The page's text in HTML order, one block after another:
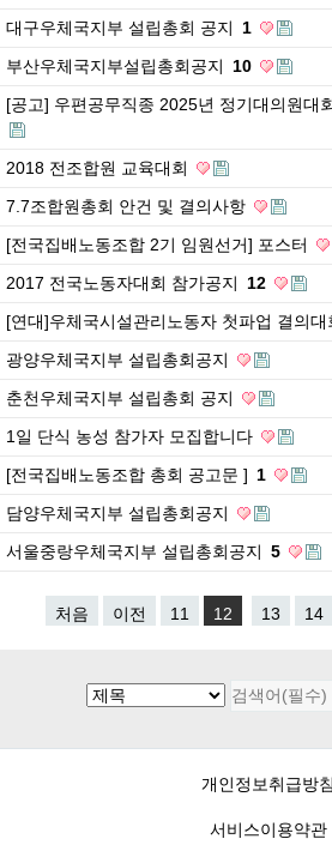
대구우체국지부 설립총회 공지
1
부산우체국지부설립총회공지
10
[공고] 우편공무직종 2025년 정기대의원대
2018 전조합원 교육대회
7.7조합원총회 안건 및 결의사항
[전국집배노동조합 2기 임원선거] 포스터
2017 전국노동자대회 참가공지
12
[연대]우체국시설관리노동자 첫파업 결의대
광양우체국지부 설립총회공지
춘천우체국지부 설립총회 공지
1일 단식 농성 참가자 모집합니다
[전국집배노동조합 총회 공고문 ] 1
담양우체국지부 설립총회공지
서울중랑우체국지부 설립총회공지 5
처음 이전 11 12 13 14
개인정보취급방침
서비스이용약관